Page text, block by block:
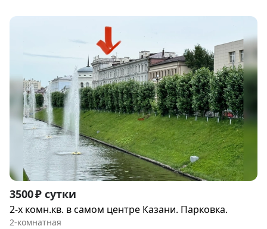
Item
1
of
3500 ₽ сутки
2-х комн.кв. в самом центре Казани. Парковка.
2-комнатная